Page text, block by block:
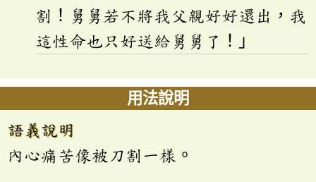
割！舅舅若不將我父親好好還出，我
這性命也只好送給舅舅了！」
用法說明
語義說明
內心痛苦像被刀割一樣。